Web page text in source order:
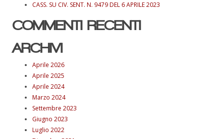
CASS. SU CIV. SENT. N. 9479 DEL 6 APRILE 2023
COMMENTI RECENTI
ARCHIVI
Aprile 2026
Aprile 2025
Aprile 2024
Marzo 2024
Settembre 2023
Giugno 2023
Luglio 2022